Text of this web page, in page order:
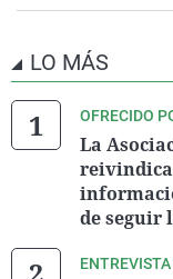
LO MÁS
OFRECIDO
La
reivindica
de seguir